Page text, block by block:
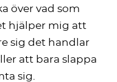
över vad som
hjälper mig att
sig det handlar
att bara slappa
sig.